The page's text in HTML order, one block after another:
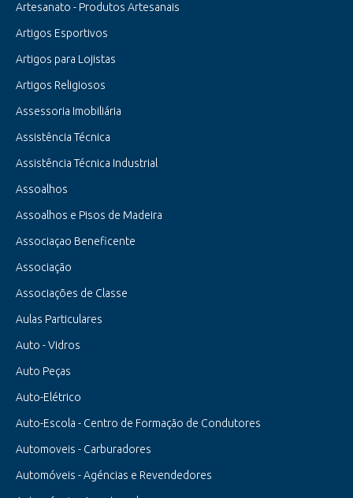
Artesanato - Produtos Artesanais
Artigos Esportivos
Artigos para Lojistas
Artigos Religiosos
Assessoria Imobiliária
Assistência Técnica
Assistência Técnica Industrial
Assoalhos
Assoalhos e Pisos de Madeira
Associaçao Beneficente
Associação
Associações de Classe
Aulas Particulares
Auto - Vidros
Auto Peças
Auto-Elétrico
Auto-Escola - Centro de Formação de Condutores
Automoveis - Carburadores
Automóveis - Agéncias e Revendedores